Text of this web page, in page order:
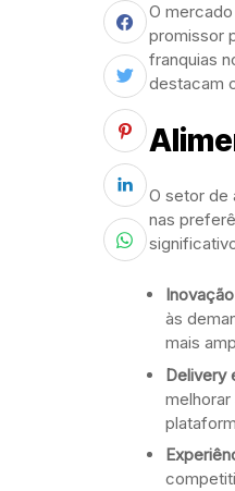
O
promissor
franquias
destacam
O setor de
nas
às
mais
Delivery